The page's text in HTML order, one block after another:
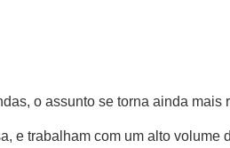
o assunto se torna ainda mais
e trabalham com um alto